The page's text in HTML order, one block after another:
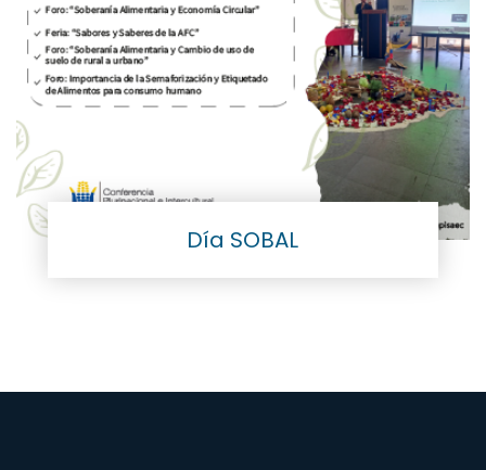
Día SOBAL